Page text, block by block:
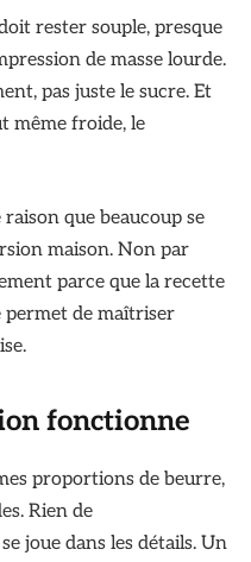
rester souple, presque
de masse lourde.
pas juste le sucre. Et
même froide, le
que beaucoup se
maison. Non par
parce que la recette
permet de maîtriser
fonctionne
proportions de beurre,
Rien de
joue dans les détails. Un